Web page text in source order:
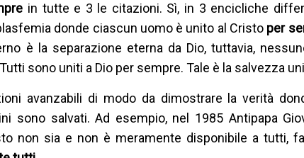
in tutte e 3 le citazioni. Sì, in 3 encicliche
donde ciascun uomo è unito al Cristo per
è la separazione eterna da Dio, tuttavia,
sono uniti a Dio per sempre. Tale è la salvezza
avanzabili di modo da dimostrare la verità
sono salvati. Ad esempio, nel 1985 Antipapa
non sia e non è meramente disponibile a tutti,